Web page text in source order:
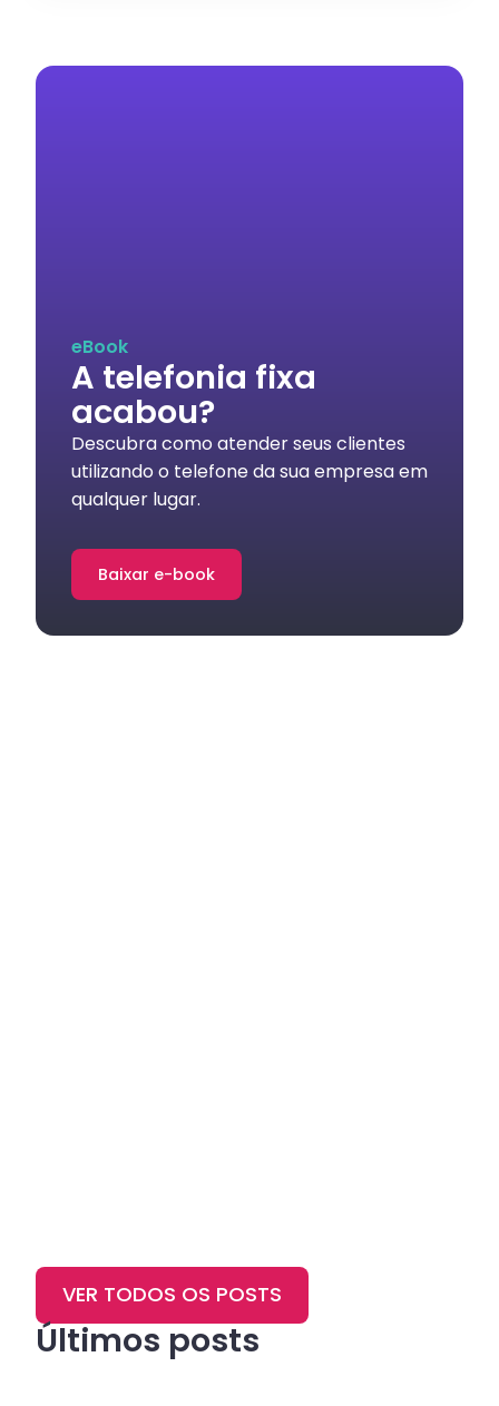
eBook
A telefonia fixa
acabou?
Descubra como atender seus clientes
utilizando o telefone da sua empresa em
qualquer lugar.
Baixar e-book
Últimos posts
VER TODOS OS POSTS